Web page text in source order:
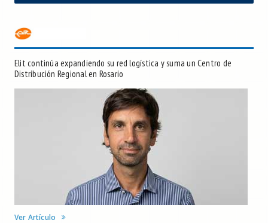
Elit continúa expandiendo su red logística y suma un Centro de
Distribución Regional en Rosario
Ver Artículo